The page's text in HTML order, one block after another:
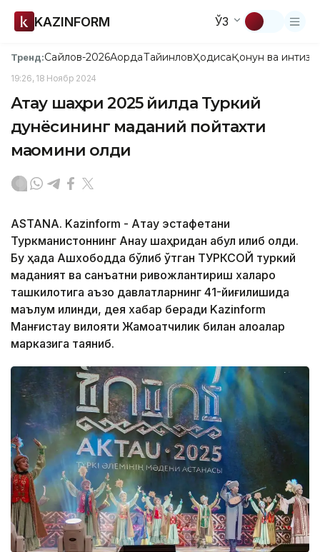
KAZINFORM ЎЗ
Тренд:Сайлов-2026АқордаТайинловҲодисаҚонун ва
19:26, 18 Ноябр 2024
Ақтау шаҳри 2025 йилда Туркий
дунёсининг маданий пойтахти
мақомини олди
ASTANA. Kazinform - Ақтау эстафетани
Туркманистоннинг Анау шаҳридан қабул қилиб олди.
Бу ҳақда Ашхободда бўлиб ўтган ТУРКСОЙ туркий
маданият ва санъатни ривожлантириш халқаро
ташкилотига аъзо давлатларнинг 41-йиғилишида
маълум қилинди, дея хабар беради Kazinform
Манғистау вилояти Жамоатчилик билан алоқалар
марказига таяниб.